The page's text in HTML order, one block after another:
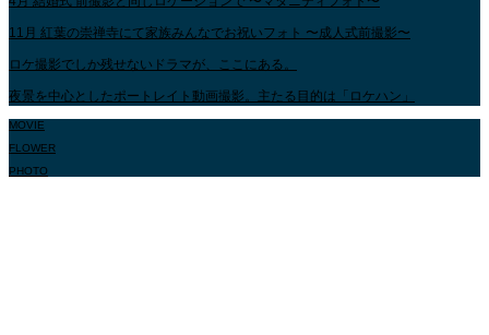
11月 紅葉の崇禅寺にて家族みんなでお祝いフォト 〜成人式前撮影〜
ロケ撮影でしか残せないドラマが、ここにある。
夜景を中心としたポートレイト動画撮影。主たる目的は「ロケハン」
MOVIE
FLOWER
PHOTO